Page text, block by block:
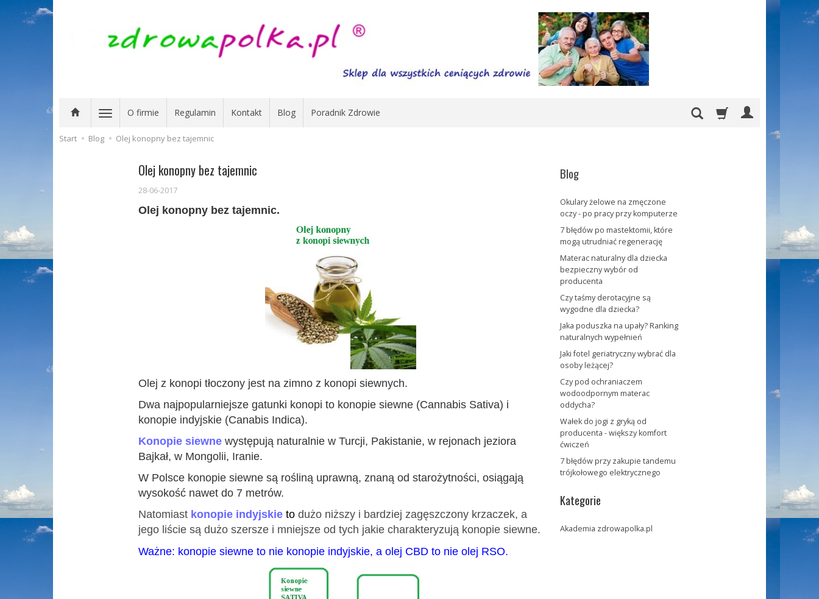
O firmie Regulamin Kontakt Blog Poradnik Zdrowie
Start Blog Olej konopny bez tajemnic
Olej konopny bez tajemnic
28-06-2017
Olej konopny bez tajemnic.
Olej z konopi tłoczony jest na zimno z konopi siewnych.
Dwa najpopularniejsze gatunki konopi to konopie siewne (Cannabis Sativa) i
konopie indyjskie (Canabis Indica).
Konopie siewne występują naturalnie w Turcji, Pakistanie, w rejonach jeziora
Bajkał, w Mongolii, Iranie.
W Polsce konopie siewne są rośliną uprawną, znaną od starożytności, osiągają
wysokość nawet do 7 metrów.
Natomiast konopie indyjskie to dużo niższy i bardziej zagęszczony krzaczek, a
jego liście są dużo szersze i mniejsze od tych jakie charakteryzują konopie siewne.
Ważne: konopie siewne to nie konopie indyjskie, a olej CBD to nie olej RSO.
Blog
Okulary żelowe na zmęczone
oczy - po pracy przy komputerze
7 błędów po mastektomii, które
mogą utrudniać regenerację
Materac naturalny dla dziecka
bezpieczny wybór od
producenta
Czy taśmy derotacyjne są
wygodne dla dziecka?
Jaka poduszka na upały? Ranking
naturalnych wypełnień
Jaki fotel geriatryczny wybrać dla
osoby leżącej?
Czy pod ochraniaczem
wodoodpornym materac
oddycha?
Wałek do jogi z gryką od
producenta - większy komfort
ćwiczeń
7 błędów przy zakupie tandemu
trójkołowego elektrycznego
Kategorie
Akademia zdrowapolka.pl